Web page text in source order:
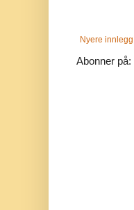
Nyere innlegg
Abonner på: